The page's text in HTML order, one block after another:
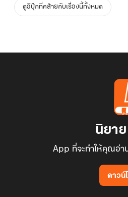
ดูอีบุ๊กที่คล้ายกับเรื่องนี้ทั้งหมด
นิยา
App ที่จะทำให้คุณอ่า
ดาวน์